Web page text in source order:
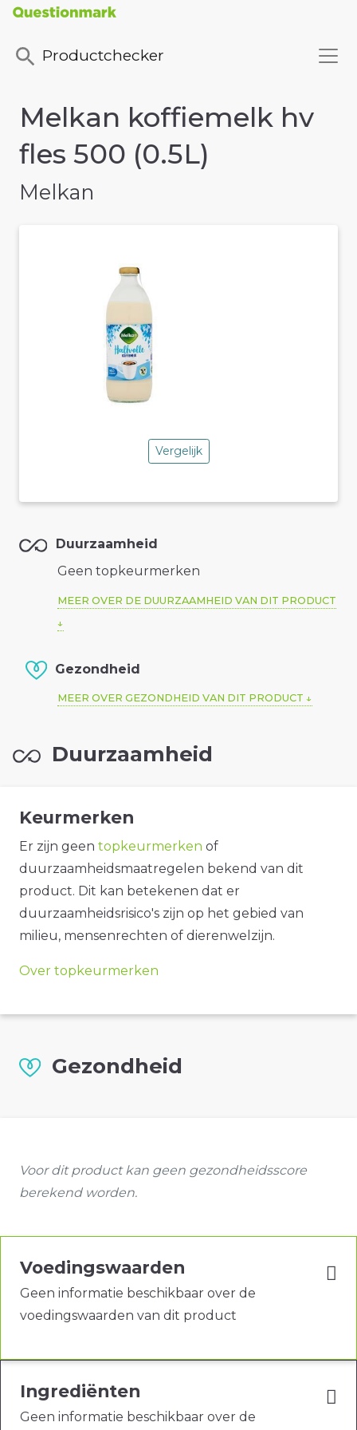
Productchecker
Melkan koffiemelk hv
fles 500 (0.5L)
Melkan
Vergelijk
Duurzaamheid
Geen topkeurmerken
MEER OVER DE DUURZAAMHEID VAN DIT PRODUCT
Gezondheid
MEER OVER GEZONDHEID VAN DIT PRODUCT
Duurzaamheid
Keurmerken
Er zijn geen topkeurmerken of
duurzaamheidsmaatregelen bekend van dit
product. Dit kan betekenen dat er
duurzaamheidsrisico's zijn op het gebied van
milieu, mensenrechten of dierenwelzijn.
Over topkeurmerken
Gezondheid
Voor dit product kan geen gezondheidsscore
berekend worden.
Voedingswaarden
Geen informatie beschikbaar over de
voedingswaarden van dit product
Ingrediënten
Geen informatie beschikbaar over de